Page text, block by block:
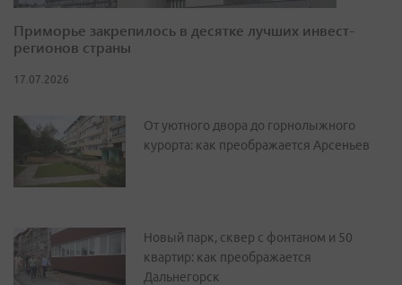
Приморье закрепилось в десятке лучших инвест-
регионов страны
17.07.2026
От уютного двора до горнолыжного
курорта: как преображается Арсеньев
Новый парк, сквер с фонтаном и 50
квартир: как преображается
Дальнегорск